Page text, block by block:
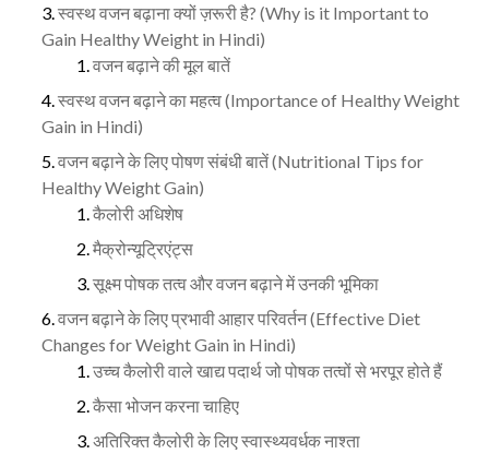
स्वस्थ वजन बढ़ाना क्यों ज़रूरी है? (Why is it Important to
Gain Healthy Weight in Hindi)
वजन बढ़ाने की मूल बातें
स्वस्थ वजन बढ़ाने का महत्व (Importance of Healthy Weight
Gain in Hindi)
वजन बढ़ाने के लिए पोषण संबंधी बातें (Nutritional Tips for
Healthy Weight Gain)
कैलोरी अधिशेष
मैक्रोन्यूट्रिएंट्स
सूक्ष्म पोषक तत्व और वजन बढ़ाने में उनकी भूमिका
वजन बढ़ाने के लिए प्रभावी आहार परिवर्तन (Effective Diet
Changes for Weight Gain in Hindi)
उच्च कैलोरी वाले खाद्य पदार्थ जो पोषक तत्वों से भरपूर होते हैं
कैसा भोजन करना चाहिए
अतिरिक्त कैलोरी के लिए स्वास्थ्यवर्धक नाश्ता